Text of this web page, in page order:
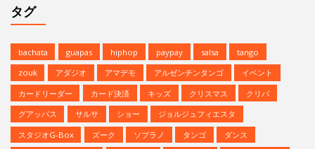
タグ
bachata guapas hiphop paypay salsa
tango
zouk
アダジオ アマデモ アルゼンチンタンゴ
イベント
カードリーダー
カード決済 キッズ クリスマス
クリパ
グアッパス
サルサ ショー
ジョルジュフィエスタ
スタジオG-Box
ズーク ソプラノ タンゴ
ダンス